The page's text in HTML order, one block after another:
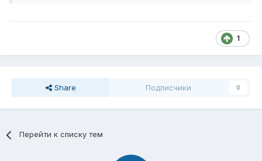
1
Share Подписчики 0
Перейти к списку тем